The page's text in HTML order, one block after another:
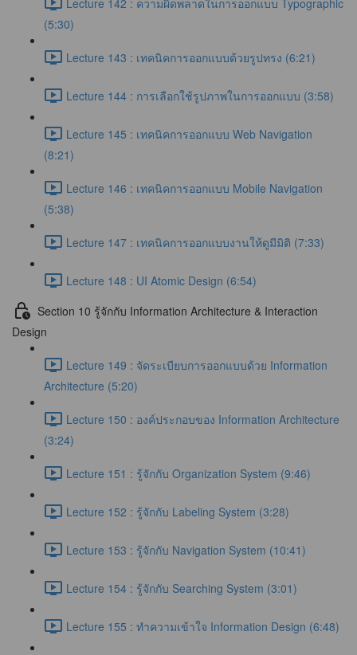
(5:30)
Lecture 143 : เทคนิคการออกแบบด้วยรูปทรง (6:21)
Lecture 144 : การเลือกใช้รูปภาพในการออกแบบ (3:58)
Lecture 145 : เทคนิคการออกแบบ Web Navigation
(8:21)
Lecture 146 : เทคนิคการออกแบบ Mobile Navigation
(5:38)
Lecture 147 : เทคนิคการออกแบบงานให้ดูมีมิติ (7:33)
Lecture 148 : UI Atomic Design (6:54)
Section 10 รู้จักกับ Information Architecture & Interaction
Design
Lecture 149 : จัดระเบียบการออกแบบด้วย Information
Architecture (5:20)
Lecture 150 : องค์ประกอบของ Information Architecture
(3:24)
Lecture 151 : รู้จักกับ Organization System (9:46)
Lecture 152 : รู้จักกับ Labeling System (3:28)
Lecture 153 : รู้จักกับ Navigation System (10:41)
Lecture 154 : รู้จักกับ Searching System (3:01)
Lecture 155 : ทำความเข้าใจ Information Design (6:48)